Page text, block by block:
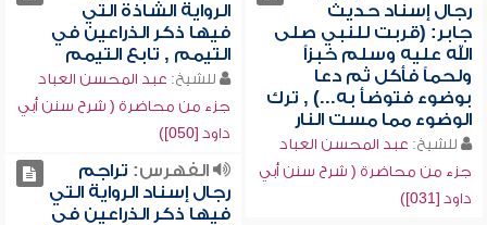
رجال إسناد حديث
جابر: (قربت للنبي صلى
الله عليه وسلم خبزاً
ولحماً فأكل ثم دعا
بوضوء فتوضأ به...) , ترك
الوضوء مما مست النار
للشيخ: عبد المحسن العباد
جزء من محاضرة ( شرح سنن أبي
داود [031])
الرواية الشاذة التي
فيها ذكر الذراعين في
التيمم , تابع التيمم
للشيخ: عبد المحسن العباد
جزء من محاضرة ( شرح سنن أبي
داود [050])
الفهرس: تراجم
رجال إسناد الرواية التي
فيها ذكر الذراعين في